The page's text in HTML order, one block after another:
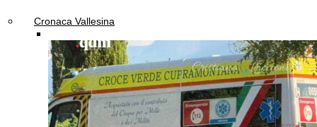
Cronaca Vallesina